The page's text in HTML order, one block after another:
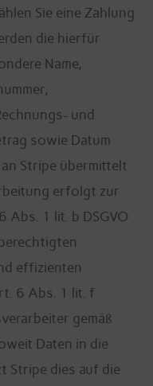
Sie eine Zahlung
die hierfür
Name,
und
sowie Datum
Stripe übermittelt
erfolgt zur
Abs. 1 lit. b DSGVO
effizienten
6 Abs. 1 lit. f
gemäß
Daten in die
Stripe dies auf die